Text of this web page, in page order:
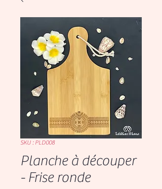
SKU : PLD008
Planche à découper
- Frise ronde